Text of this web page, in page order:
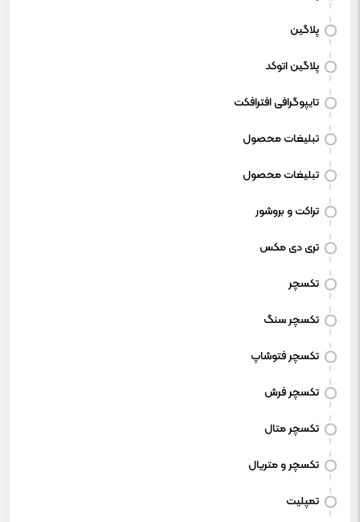
پلاگین
پلاگین اتوکد
تایپوگرافی افترافکت
تبلیغات محصول
تبلیغات محصول
تراکت و بروشور
تری دی مکس
تکسچر
تکسچر سنگ
تکسچر فتوشاپ
تکسچر فرش
تکسچر متال
تکسچر و متریال
تمپلیت